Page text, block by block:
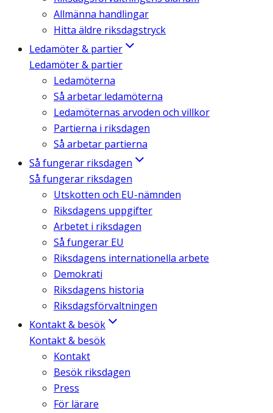
Allmänna handlingar
Hitta äldre riksdagstryck
Ledamöter & partier
Ledamöter & partier
Ledamöterna
Så arbetar ledamöterna
Ledamöternas arvoden och villkor
Partierna i riksdagen
Så arbetar partierna
Så fungerar riksdagen
Så fungerar riksdagen
Utskotten och EU-nämnden
Riksdagens uppgifter
Arbetet i riksdagen
Så fungerar EU
Riksdagens internationella arbete
Demokrati
Riksdagens historia
Riksdagsförvaltningen
Kontakt & besök
Kontakt & besök
Kontakt
Besök riksdagen
Press
För lärare